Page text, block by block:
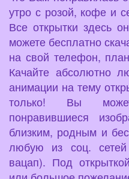
утро с розой, кофе и
Все открытки здесь
можете бесплатно
на свой телефон,
Качайте абсолютно
анимации на тему
только! Вы
понравившиеся
близким, родным и
любую из соц.
вацап). Под